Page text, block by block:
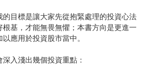
的目標是讓大家先從抱緊處理的投資心法
根基，才能無畏無懼；本書方向是更進一
應用於投資股市當中。
入淺出幾個投資重點：